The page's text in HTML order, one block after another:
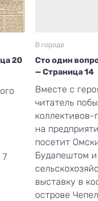
20
7
В городе
Сто один
— Страница 14
Вместе с
читатель
на
посетит
Будапештом и
выставку в
острове